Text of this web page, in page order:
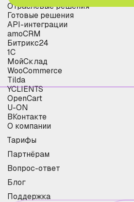
Отраслевые решения
Готовые решения
API-интеграции
amoCRM
Битрикс24
1С
МойСклад
WooCommerce
Tilda
YCLIENTS
OpenCart
U-ON
ВКонтакте
О компании
Тарифы
Партнёрам
Вопрос-ответ
Блог
Поддержка